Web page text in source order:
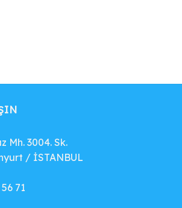
Mh. 3004. Sk.
/ İSTANBUL
71